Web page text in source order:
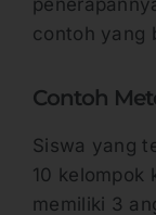
contoh yang
Contoh
Siswa yang
10 kelompok
memiliki 3